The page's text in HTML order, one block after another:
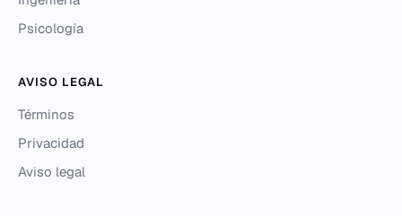
Psicología
AVISO LEGAL
Términos
Privacidad
Aviso legal